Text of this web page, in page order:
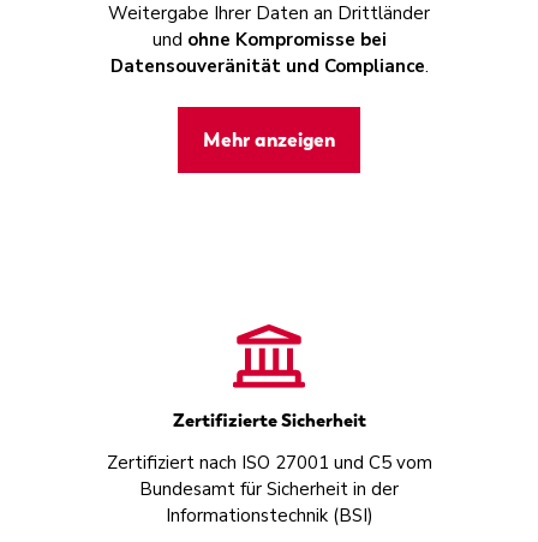
Weitergabe Ihrer Daten an Drittländer
und ohne Kompromisse bei
Datensouveränität und Compliance.
Mehr anzeigen
Zertifizierte Sicherheit
Zertifiziert nach ISO 27001 und C5 vom
Bundesamt für Sicherheit in der
Informationstechnik (BSI)